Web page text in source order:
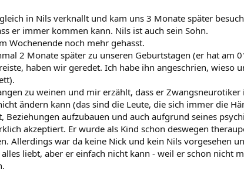
in Nils verknallt und kam uns 3 Monate später
er immer kommen kann. Nils ist auch sein Sohn.
Wochenende noch mehr gehasst.
2 Monate später zu unseren Geburtstagen (er hat am
haben wir geredet. Ich habe ihn angeschrien, wieso
zu weinen und mir erzählt, dass er Zwangsneurotiker
ändern kann (das sind die Leute, die sich immer die
Beziehungen aufzubauen und auch aufgrund seines
akzeptiert. Er wurde als Kind schon deswegen
Allerdings war da keine Nick und kein Nils vorgesehen
liebt, aber er einfach nicht kann - weil er schon nicht